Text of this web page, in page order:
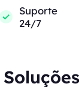
Suporte
24/7